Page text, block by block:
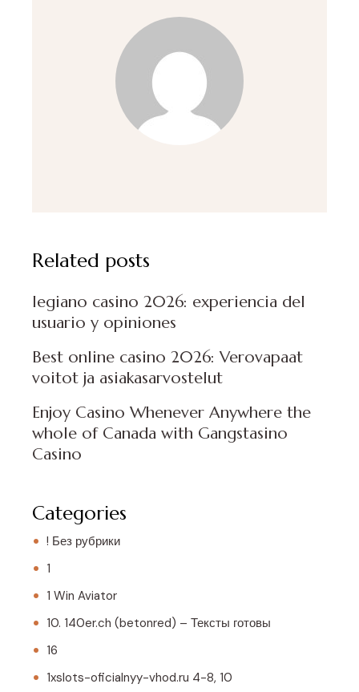
Related posts
legiano casino 2026: experiencia del
usuario y opiniones
Best online casino 2026: Verovapaat
voitot ja asiakasarvostelut
Enjoy Casino Whenever Anywhere the
whole of Canada with Gangstasino
Casino
Categories
! Без рубрики
1
1 Win Aviator
10. 140er.ch (betonred) – Тексты готовы
16
1xslots-oficialnyy-vhod.ru 4-8, 10